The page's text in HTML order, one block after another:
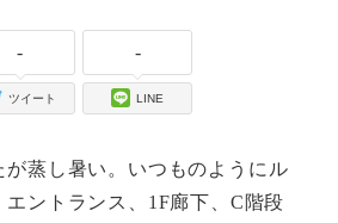
-
ツイート
-
LINE
が蒸し暑い。いつものようにル
エントランス、1F廊下、C階段